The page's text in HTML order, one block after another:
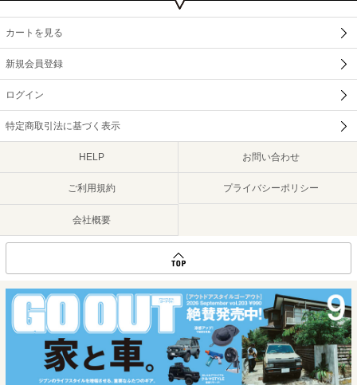
カートを見る
新規会員登録
ログイン
特定商取引法に基づく表示
HELP お問い合わせ
ご利用規約 プライバシーポリシー
会社概要